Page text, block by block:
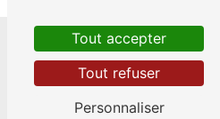
Recherches
- 2026 -
Mentions légales
Tout accepter
Tout refuser
Personnaliser